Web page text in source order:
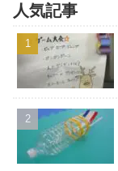
人気記事